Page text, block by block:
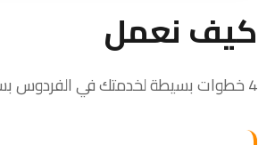
كيف نعمل
4 خطوات بسيطة لخدمتك في الفردوس بسرعة واحترافية